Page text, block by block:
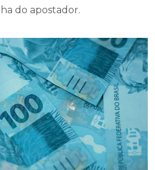
do apostador.